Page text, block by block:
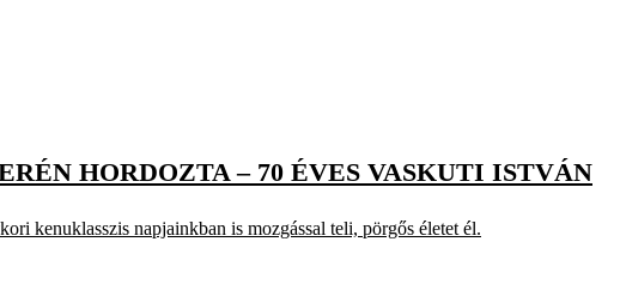
HORDOZTA – 70 ÉVES VASKUTI ISTVÁN
kenuklasszis napjainkban is mozgással teli, pörgős életet él.